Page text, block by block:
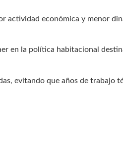
actividad económica y menor
en la política habitacional
evitando que años de trabajo